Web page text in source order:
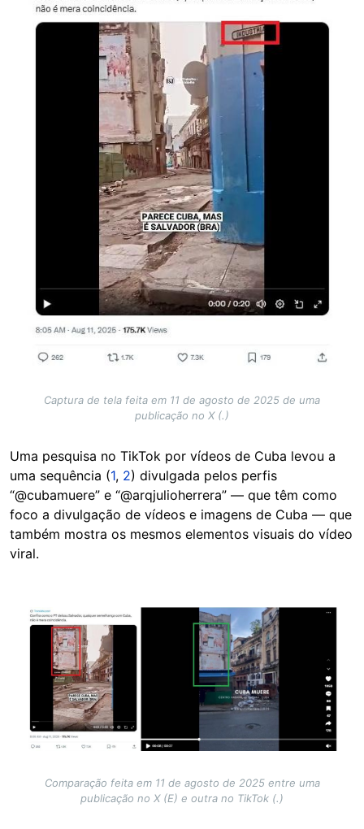
Captura de tela feita em 11 de agosto de 2025 de uma
publicação no X (.)
Uma pesquisa no TikTok por vídeos de Cuba levou a
uma sequência (1, 2) divulgada pelos perfis
“@cubamuere” e “@arqjulioherrera” — que têm como
foco a divulgação de vídeos e imagens de Cuba — que
também mostra os mesmos elementos visuais do vídeo
viral.
Image
Comparação feita em 11 de agosto de 2025 entre uma
publicação no X (E) e outra no TikTok (.)